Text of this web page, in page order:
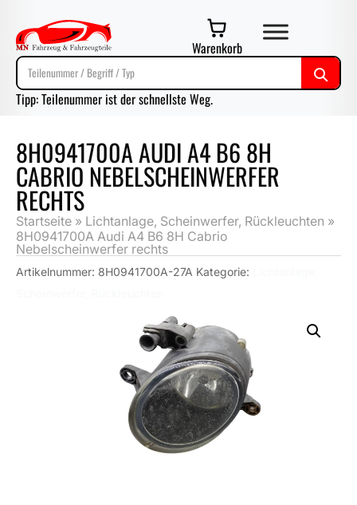
Warenkorb
Tipp: Teilenummer ist der schnellste Weg.
8H0941700A AUDI A4 B6 8H
CABRIO NEBELSCHEINWERFER
RECHTS
Startseite » Lichtanlage, Scheinwerfer, Rückleuchten »
8H0941700A Audi A4 B6 8H Cabrio
Nebelscheinwerfer rechts
Artikelnummer: 8H0941700A-27A Kategorie: